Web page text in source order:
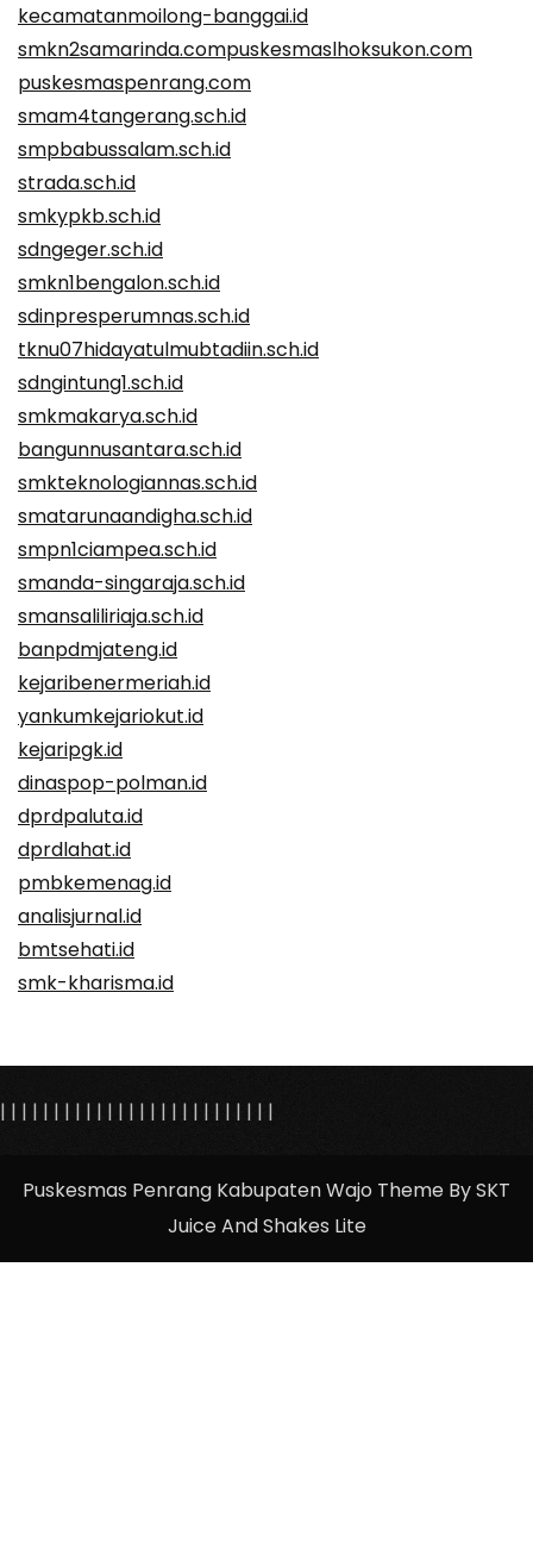
kecamatanmoilong-banggai.id
smkn2samarinda.compuskesmaslhoksukon.com
puskesmaspenrang.com
smam4tangerang.sch.id
smpbabussalam.sch.id
strada.sch.id
smkypkb.sch.id
sdngeger.sch.id
smkn1bengalon.sch.id
sdinpresperumnas.sch.id
tknu07hidayatulmubtadiin.sch.id
sdngintung1.sch.id
smkmakarya.sch.id
bangunnusantara.sch.id
smkteknologiannas.sch.id
smatarunaandigha.sch.id
smpn1ciampea.sch.id
smanda-singaraja.sch.id
smansaliliriaja.sch.id
banpdmjateng.id
kejaribenermeriah.id
yankumkejariokut.id
kejaripgk.id
dinaspop-polman.id
dprdpaluta.id
dprdlahat.id
pmbkemenag.id
analisjurnal.id
bmtsehati.id
smk-kharisma.id
| | | | | | | | | | | | | | | | | | | | | | | | | |
Puskesmas Penrang Kabupaten Wajo Theme By SKT
Juice And Shakes Lite